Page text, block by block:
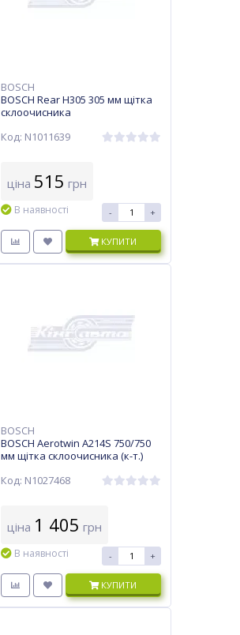
BOSCH
BOSCH Rear H305 305 мм щітка
склоочисника
Код: N1011639
ціна 515 грн
В наявності - +
КУПИТИ
BOSCH
BOSCH Aerotwin A214S 750/750
мм щітка склоочисника (к-т.)
Код: N1027468
ціна 1 405 грн
В наявності - +
КУПИТИ